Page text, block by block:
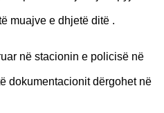
muajve e dhjetë ditë .
në stacionin e policisë në
dokumentacionit dërgohet në